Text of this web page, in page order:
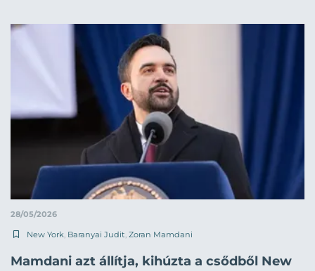
28/05/2026
New York Baranyai Judit Zoran Mamdani
Mamdani azt állítja, kihúzta a csődből New